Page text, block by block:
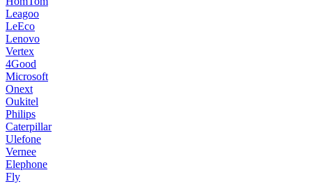
Leagoo
LeEco
Lenovo
Vertex
4Good
Microsoft
Onext
Oukitel
Philips
Caterpillar
Ulefone
Vernee
Elephone
Fly